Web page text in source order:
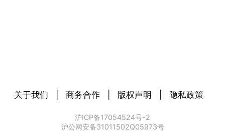
关于我们 商务合作 版权声明 隐私政策
沪ICP备17054524号-2
沪公网安备31011502Q05973号